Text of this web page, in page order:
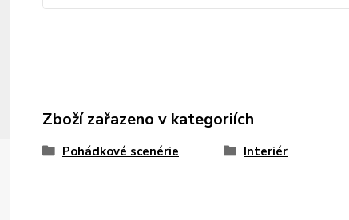
Zboží zařazeno v kategoriích
Pohádkové scenérie Interiér